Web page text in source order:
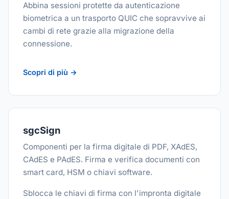
Abbina sessioni protette da autenticazione
biometrica a un trasporto QUIC che sopravvive ai
cambi di rete grazie alla migrazione della
connessione.
Scopri di più →
sgcSign
Componenti per la firma digitale di PDF, XAdES,
CAdES e PAdES. Firma e verifica documenti con
smart card, HSM o chiavi software.
Sblocca le chiavi di firma con l'impronta digitale